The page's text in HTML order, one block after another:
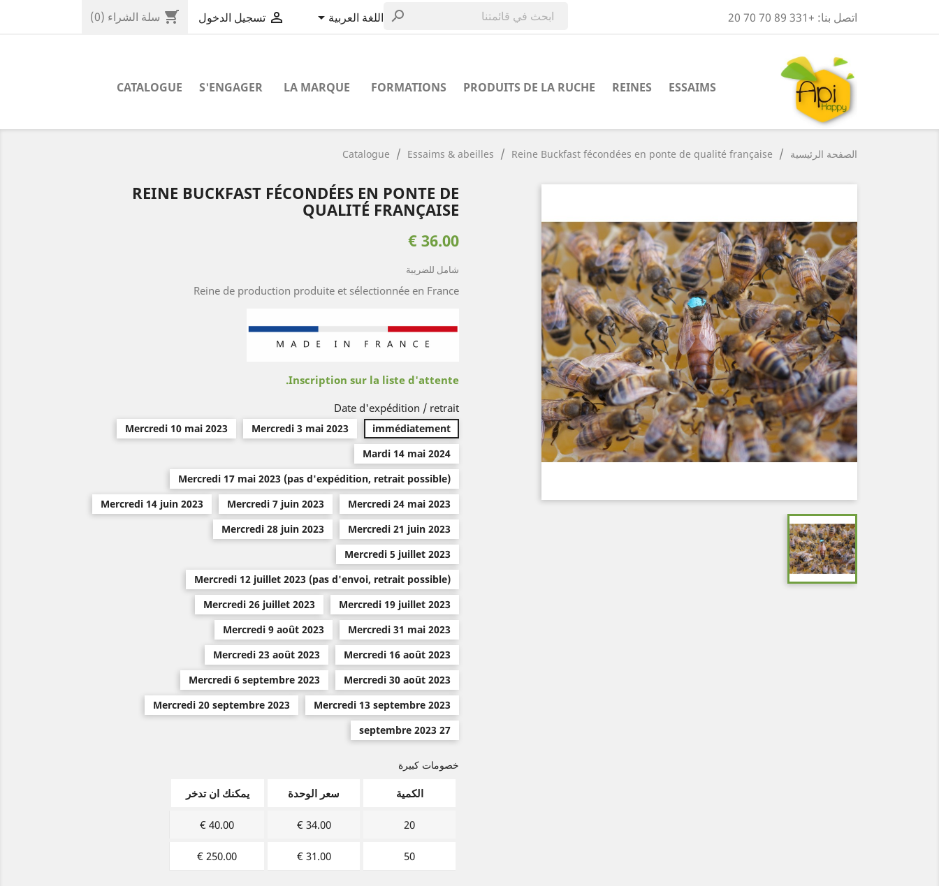
اتصل بنا: +331 89 70 70 20
 اللغة العربية
 تسجيل الدخول shopping_cart سلة الشراء (0)
ESSAIMS
REINES
PRODUITS DE LA RUCHE
FORMATIONS
LA MARQUE
S'ENGAGER
CATALOGUE
الصفحة الرئيسية Catalogue Essaims & abeilles Reine Buckfast fécondées en ponte de qualité française
REINE BUCKFAST FÉCONDÉES EN PONTE DE
QUALITÉ FRANÇAISE
36.00 €
شامل للضريبة
Reine de production produite et sélectionnée en France
Inscription sur la liste d'attente.
Date d'expédition / retrait
immédiatement
Mercredi 3 mai 2023
Mercredi 10 mai 2023
Mardi 14 mai 2024
Mercredi 17 mai 2023 (pas d'expédition, retrait possible)
Mercredi 24 mai 2023
Mercredi 7 juin 2023
Mercredi 14 juin 2023
Mercredi 21 juin 2023
Mercredi 28 juin 2023
Mercredi 5 juillet 2023
Mercredi 12 juillet 2023 (pas d'envoi, retrait possible)
Mercredi 19 juillet 2023
Mercredi 26 juillet 2023
Mercredi 31 mai 2023
Mercredi 9 août 2023
Mercredi 16 août 2023
Mercredi 23 août 2023
Mercredi 30 août 2023
Mercredi 6 septembre 2023
Mercredi 13 septembre 2023
Mercredi 20 septembre 2023
27 septembre 2023
خصومات كبيرة
الكمية سعر الوحدة يمكنك ان تدخر
20
34.00 €
40.00 €
50
31.00 €
250.00 €